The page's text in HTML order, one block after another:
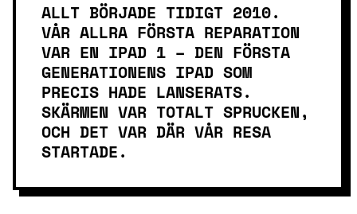
ALLT BÖRJADE TIDIGT 2010.
VÅR ALLRA FÖRSTA REPARATION
VAR EN IPAD 1 – DEN FÖRSTA
GENERATIONENS IPAD SOM
PRECIS HADE LANSERATS.
SKÄRMEN VAR TOTALT SPRUCKEN,
OCH DET VAR DÄR VÅR RESA
STARTADE.